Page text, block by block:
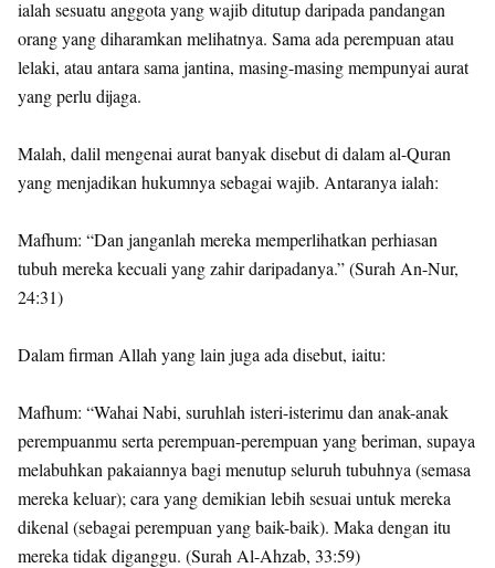
ialah sesuatu anggota yang wajib ditutup daripada pandangan
orang yang diharamkan melihatnya. Sama ada perempuan atau
lelaki, atau antara sama jantina, masing-masing mempunyai aurat
yang perlu dijaga.
Malah, dalil mengenai aurat banyak disebut di dalam al-Quran
yang menjadikan hukumnya sebagai wajib. Antaranya ialah:
Mafhum: “Dan janganlah mereka memperlihatkan perhiasan
tubuh mereka kecuali yang zahir daripadanya.” (Surah An-Nur,
24:31)
Dalam firman Allah yang lain juga ada disebut, iaitu:
Mafhum: “Wahai Nabi, suruhlah isteri-isterimu dan anak-anak
perempuanmu serta perempuan-perempuan yang beriman, supaya
melabuhkan pakaiannya bagi menutup seluruh tubuhnya (semasa
mereka keluar); cara yang demikian lebih sesuai untuk mereka
dikenal (sebagai perempuan yang baik-baik). Maka dengan itu
mereka tidak diganggu. (Surah Al-Ahzab, 33:59)